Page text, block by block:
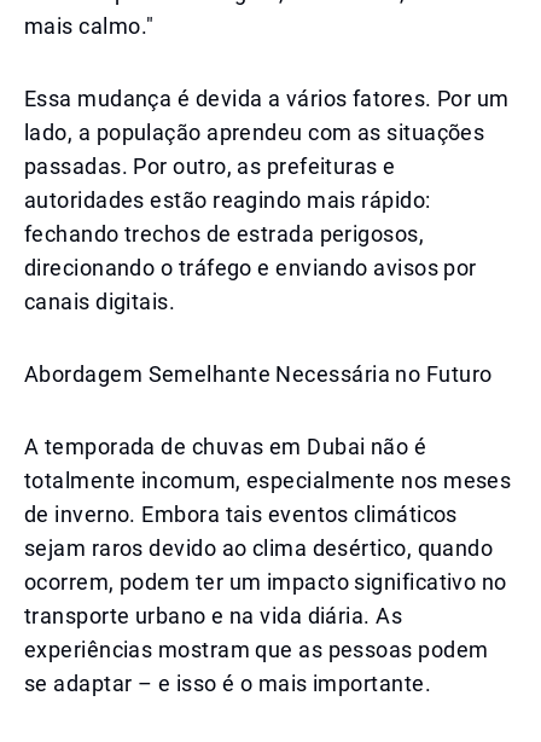
mais calmo."
Essa mudança é devida a vários fatores. Por um
lado, a população aprendeu com as situações
passadas. Por outro, as prefeituras e
autoridades estão reagindo mais rápido:
fechando trechos de estrada perigosos,
direcionando o tráfego e enviando avisos por
canais digitais.
Abordagem Semelhante Necessária no Futuro
A temporada de chuvas em Dubai não é
totalmente incomum, especialmente nos meses
de inverno. Embora tais eventos climáticos
sejam raros devido ao clima desértico, quando
ocorrem, podem ter um impacto significativo no
transporte urbano e na vida diária. As
experiências mostram que as pessoas podem
se adaptar – e isso é o mais importante.